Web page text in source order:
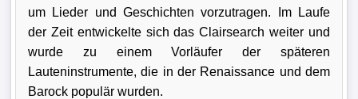
um Lieder und Geschichten vorzutragen. Im Laufe
der Zeit entwickelte sich das Clairsearch weiter und
wurde zu einem Vorläufer der späteren
Lauteninstrumente, die in der Renaissance und dem
Barock populär wurden.